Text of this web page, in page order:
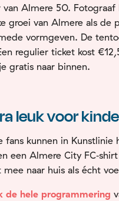
van Almere 50. Fotograaf
groei van Almere als de
vormgeven. De
regulier ticket kost
gratis naar binnen.
leuk voor
fans kunnen in
een Almere City
mee naar huis als écht
de hele programmering